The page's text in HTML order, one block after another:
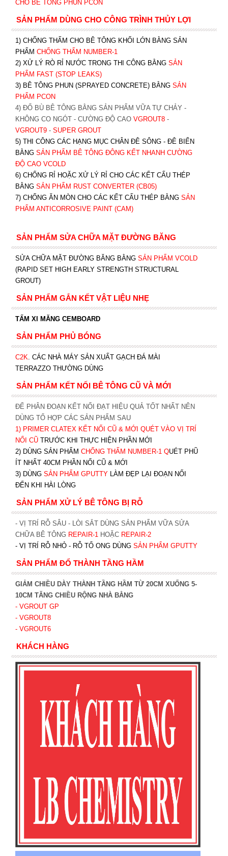
CHO BÊ TÔNG PHUN PCON
SẢN PHẨM DÙNG CHO CÔNG TRÌNH THỦY LỢI
1) CHỐNG THẤM CHO BÊ TÔNG KHỐI LỚN BẰNG SẢN
PHẨM CHỐNG THẤM NUMBER-1
2) XỬ LÝ RÒ RỈ NƯỚC TRONG THI CÔNG BẰNG SẢN
PHẨM FAST (STOP LEAKS)
3) BÊ TÔNG PHUN (SPRAYED CONCRETE) BẰNG SẢN
PHẨM PCON
4) ĐỔ BÙ BÊ TÔNG BẰNG SẢN PHẨM VỮA TỰ CHẢY -
KHÔNG CO NGÓT - CƯỜNG ĐỘ CAO VGROUT8-
VGROUT9- SUPER GROUT
5) THI CÔNG CÁC HẠNG MỤC CHÂN ĐÊ SÔNG - ĐÊ BIỂN
BẰNG SẢN PHẨM BÊ TÔNG ĐÔNG KẾT NHANH CƯỜNG
ĐỘ CAO VCOLD
6) CHỐNG RỈ HOẶC XỬ LÝ RỈ CHO CÁC KẾT CẤU THÉP
BẰNG SẢN PHẨM RUST CONVERTER (CB05)
7) CHỐNG ĂN MÒN CHO CÁC KẾT CẤU THÉP BẰNG SẢN
PHẨM ANTICORROSIVE PAINT (CAM)
SẢN PHẨM SỬA CHỮA MẶT ĐƯỜNG BĂNG
SỬA CHỮA MẶT ĐƯỜNG BĂNG BẰNG SẢN PHẨM VCOLD
(RAPID SET HIGH EARLY STRENGTH STRUCTURAL
GROUT)
SẢN PHẨM GẮN KẾT VẬT LIỆU NHẸ
TẤM XI MĂNG CEMBOARD
SẢN PHẨM PHỦ BÓNG
C2K. CÁC NHÀ MÁY SẢN XUẤT GẠCH ĐÁ MÀI
TERRAZZO THƯỜNG DÙNG
SẢN PHẨM KẾT NỐI BÊ TÔNG CŨ VÀ MỚI
ĐỂ PHÂN ĐOẠN KẾT NỐI ĐẠT HIỆU QUẢ TỐT NHẤT NÊN
DÙNG TỔ HỢP CÁC SẢN PHẨM SAU
1) PRIMER CLATEX KẾT NỐI CŨ & MỚI QUÉT VÀO VỊ TRÍ
NỐI CŨ TRƯỚC KHI THỰC HIỆN PHẦN MỚI
2) DÙNG SẢN PHẨM CHỐNG THẤM NUMBER-1QUÉT PHŨ
ÍT NHẤT 40CM PHẦN NỐI CŨ & MỚI
3) DÙNG SẢN PHẨM GPUTTY LÀM ĐẸP LẠI ĐOẠN NỐI
ĐẾN KHI HÀI LÒNG
SẢN PHẨM XỬ LÝ BÊ TÔNG BỊ RỖ
- VỊ TRÍ RỖ SÂU - LÒI SẮT DÙNG SẢN PHẨM VỮA SỬA
CHỮA BÊ TÔNG REPAIR-1HOẶC REPAIR-2
- VỊ TRÍ RỖ NHỎ - RỖ TỔ ONG DÙNG SẢN PHẨM GPUTTY
SẢN PHẨM ĐỔ THÀNH TẦNG HẦM
GIẢM CHIỀU DÀY THÀNH TẦNG HẦM TỪ 20CM XUỐNG 5-
10CM TĂNG CHIỀU RỘNG NHÀ BẰNG
- VGROUT GP
- VGROUT8
- VGROUT6
KHÁCH HÀNG